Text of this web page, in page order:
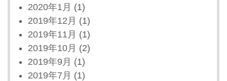
2020年1月 (1)
2019年12月 (1)
2019年11月 (1)
2019年10月 (2)
2019年9月 (1)
2019年7月 (1)